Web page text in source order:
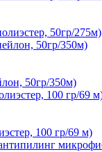
50гр/275м)
50гр/350м)
100 гр/69 м)